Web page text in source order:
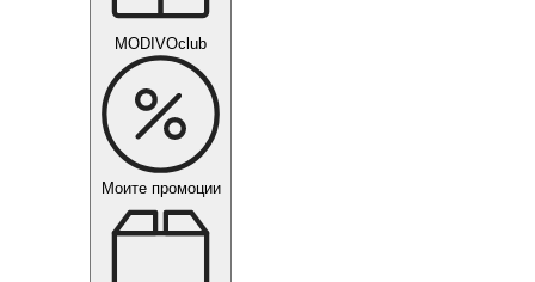
MODIVOclub
Моите промоции